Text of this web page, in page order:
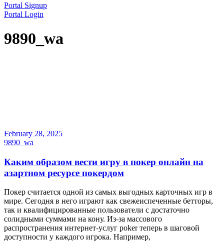
Portal Signup
Portal Login
9890_wa
February 28, 2025
9890_wa
Каким образом вести игру в покер онлайн на
азартном ресурсе покердом
Покер считается одной из самых выгодных карточных игр в
мире. Сегодня в него играют как свежеиспеченные бетторы,
так и квалифицированные пользователи с достаточно
солидными суммами на кону. Из-за массового
распространения интернет-услуг poker теперь в шаговой
доступности у каждого игрока. Например,